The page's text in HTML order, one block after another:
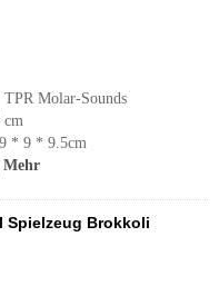
Molar-Sounds
cm
* 9 * 9.5cm
Mehr
Spielzeug Brokkoli